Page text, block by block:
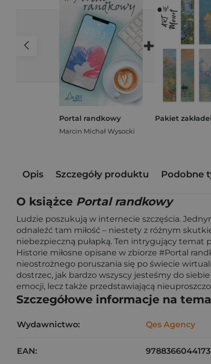
Portal randkowy
Marcin Michał Wysocki
+
Opis Szczegóły produktu Podobne
O książce Portal randkowy
Ludzie poszukują w internecie szczęścia.
odnaleźć tam miłość – niestety z różnym
niebezpieczną pułapką. Ten intrygujący temat
Historie miłosne opisane w zbiorze #Portal
nieostrożnego poruszania się po świecie
dostrzec, jak bardzo wszyscy jesteśmy do
emocji, lecz także przedstawiającą
Szczegółowe informacje na
Wydawnictwo: Qes Agency
EAN: 9788366044173